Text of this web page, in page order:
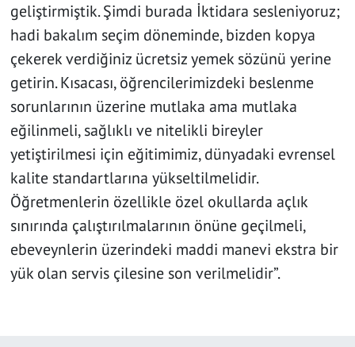
geliştirmiştik. Şimdi burada İktidara sesleniyoruz;
hadi bakalım seçim döneminde, bizden kopya
çekerek verdiğiniz ücretsiz yemek sözünü yerine
getirin. Kısacası, öğrencilerimizdeki beslenme
sorunlarının üzerine mutlaka ama mutlaka
eğilinmeli, sağlıklı ve nitelikli bireyler
yetiştirilmesi için eğitimimiz, dünyadaki evrensel
kalite standartlarına yükseltilmelidir.
Öğretmenlerin özellikle özel okullarda açlık
sınırında çalıştırılmalarının önüne geçilmeli,
ebeveynlerin üzerindeki maddi manevi ekstra bir
yük olan servis çilesine son verilmelidir”.